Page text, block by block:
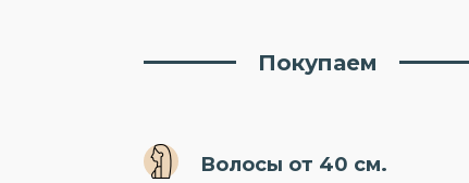
Покупаем
Волосы от 40 см.